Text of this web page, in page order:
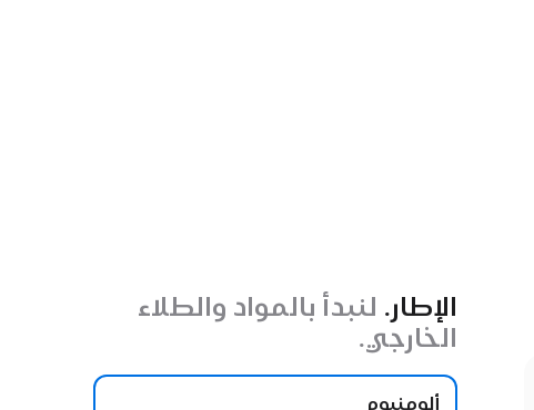
الإطار. لنبدأ بالمواد والطلاء
الخارجي.
ألومنيوم